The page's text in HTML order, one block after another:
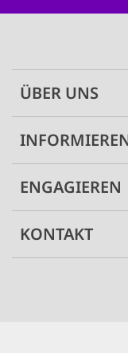
ÜBER UNS
ENGAGIEREN
KONTAKT